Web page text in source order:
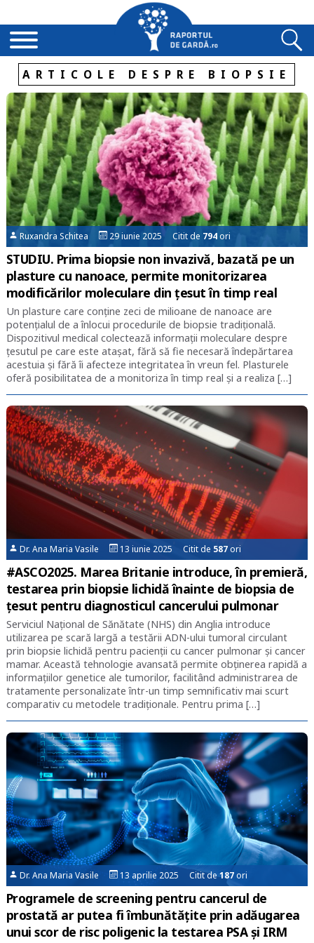
ARTICOLE DESPRE BIOPSIE
Ruxandra Schitea 29 iunie 2025 Citit de 794ori
STUDIU. Prima biopsie non invazivă, bazată pe un
plasture cu nanoace, permite monitorizarea
modificărilor moleculare din țesut în timp real
Un plasture care conține zeci de milioane de nanoace are
potențialul de a înlocui procedurile de biopsie tradițională.
Dispozitivul medical colectează informații moleculare despre
țesutul pe care este atașat, fără să fie necesară îndepărtarea
acestuia și fără îi afecteze integritatea în vreun fel. Plasturele
oferă posibilitatea de a monitoriza în timp real și a realiza […]
Dr. Ana Maria Vasile 13 iunie 2025 Citit de 587ori
#ASCO2025. Marea Britanie introduce, în premieră,
testarea prin biopsie lichidă înainte de biopsia de
țesut pentru diagnosticul cancerului pulmonar
Serviciul Național de Sănătate (NHS) din Anglia introduce
utilizarea pe scară largă a testării ADN-ului tumoral circulant
prin biopsie lichidă pentru pacienții cu cancer pulmonar și cancer
mamar. Această tehnologie avansată permite obținerea rapidă a
informațiilor genetice ale tumorilor, facilitând administrarea de
tratamente personalizate într-un timp semnificativ mai scurt
comparativ cu metodele tradiționale. Pentru prima […]
Dr. Ana Maria Vasile 13 aprilie 2025 Citit de187ori
Programele de screening pentru cancerul de
prostată ar putea fi îmbunătățite prin adăugarea
unui scor de risc poligenic la testarea PSA și IRM